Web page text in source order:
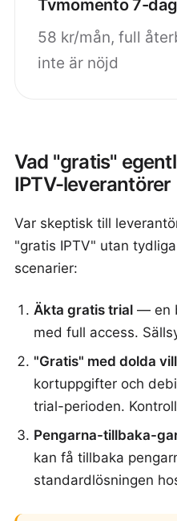
Tvmomento 7-
58 kr/mån, full
inte är nöjd
Vad "gratis"
IPTV-leverantörer
Var skeptisk till
"gratis IPTV" utan
scenarier:
Äkta gratis trial — en
med full access.
"Gratis" med dolda
kortuppgifter och
trial-perioden.
Pengarna-tillbaka-
kan få tillbaka
standardlösningen